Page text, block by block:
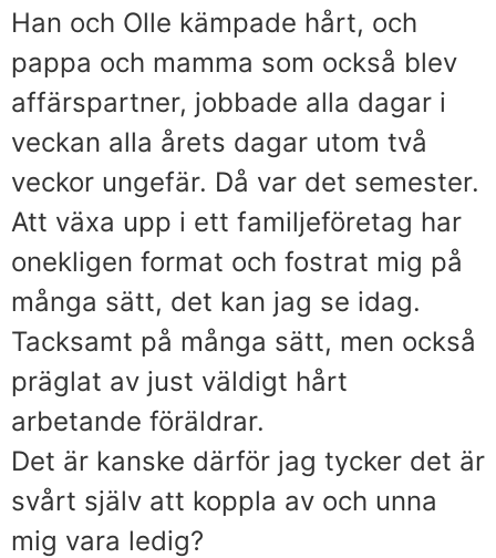
Han och Olle kämpade hårt, och
pappa och mamma som också blev
affärspartner, jobbade alla dagar i
veckan alla årets dagar utom två
veckor ungefär. Då var det semester.
Att växa upp i ett familjeföretag har
onekligen format och fostrat mig på
många sätt, det kan jag se idag.
Tacksamt på många sätt, men också
präglat av just väldigt hårt
arbetande föräldrar.
Det är kanske därför jag tycker det är
svårt själv att koppla av och unna
mig vara ledig?